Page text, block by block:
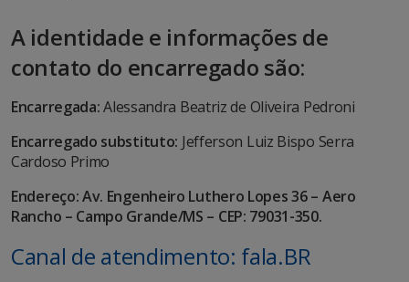
A identidade e informações de
contato do encarregado são:
Encarregada:Alessandra Beatriz de Oliveira Pedroni
Encarregado substituto: Jefferson Luiz Bispo Serra
Cardoso Primo
Endereço: Av. Engenheiro Luthero Lopes 36 – Aero
Rancho – Campo Grande/MS – CEP: 79031-350.
Canal de atendimento: fala.BR